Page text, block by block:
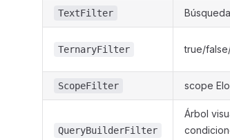
TextFilter
TernaryFilter true/
ScopeFilter scope
QueryBuilderFilter
Árbol